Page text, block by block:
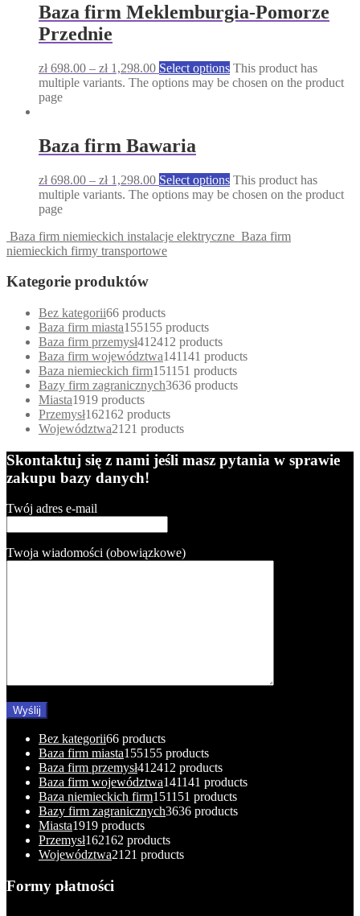
Baza firm Meklemburgia-Pomorze
Przednie
zł698.00 – zł1,298.00 Select options This product has
multiple variants. The options may be chosen on the product
page
Baza firm Bawaria
zł698.00 – zł1,298.00 Select options This product has
multiple variants. The options may be chosen on the product
page
Baza firm niemieckich instalacje elektryczne Baza firm
niemieckich firmy transportowe
Kategorie produktów
Bez kategorii66 products
Baza firm miasta155155 products
Baza firm przemysł412412 products
Baza firm województwa141141 products
Baza niemieckich firm151151 products
Bazy firm zagranicznych3636 products
Miasta1919 products
Przemysł162162 products
Województwa21 21 products
Skontaktuj się z nami jeśli masz pytania w sprawie
zakupu bazy danych!
Twój adres e-mail
Twoja wiadomości (obowiązkowe)
Bez kategorii66 products
Baza firm miasta155155 products
Baza firm przemysł412412 products
Baza firm województwa141141 products
Baza niemieckich firm151151 products
Bazy firm zagranicznych3636 products
Miasta1919 products
Przemysł162162 products
Województwa2121 products
Formy płatności